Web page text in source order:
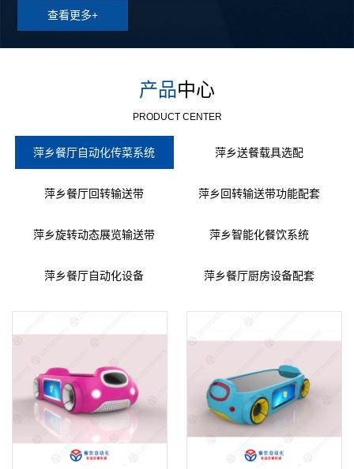
查看更多+
产品中心
PRODUCT CENTER
萍乡餐厅自动化传菜系统 萍乡送餐载具选配
萍乡餐厅回转输送带 萍乡回转输送带功能配套
萍乡旋转动态展览输送带 萍乡智能化餐饮系统
萍乡餐厅自动化设备 萍乡餐厅厨房设备配套